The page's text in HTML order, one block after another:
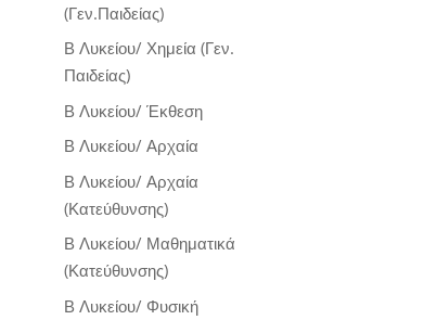
(Γεν.Παιδείας)
Β Λυκείου/ Χημεία (Γεν.
Παιδείας)
Β Λυκείου/ Έκθεση
Β Λυκείου/ Αρχαία
Β Λυκείου/ Αρχαία
(Κατεύθυνσης)
Β Λυκείου/ Μαθηματικά
(Κατεύθυνσης)
Β Λυκείου/ Φυσική